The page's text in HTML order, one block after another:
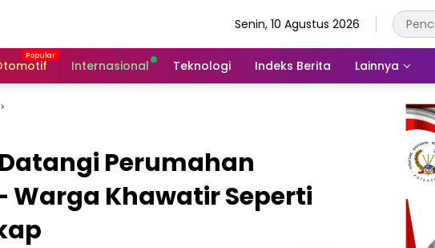
Senin, 10 Agustus 2026
Internasional Teknologi Indeks Berita Lainnya
Perumahan
Warga Khawatir Seperti